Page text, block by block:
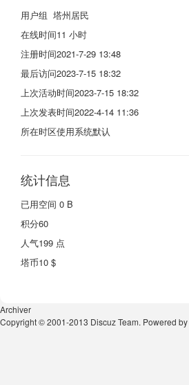
用户组 塔州居民
在线时间11 小时
注册时间2021-7-29 13:48
最后访问2023-7-15 18:32
上次活动时间2023-7-15 18:32
上次发表时间2022-4-14 11:36
所在时区使用系统默认
统计信息
已用空间 0 B
积分60
人气199 点
塔币10 $
Archiver
Copyright © 2001-2013 Discuz Team. Powered by